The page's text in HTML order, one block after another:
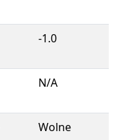
-1.0
N/A
Wolne